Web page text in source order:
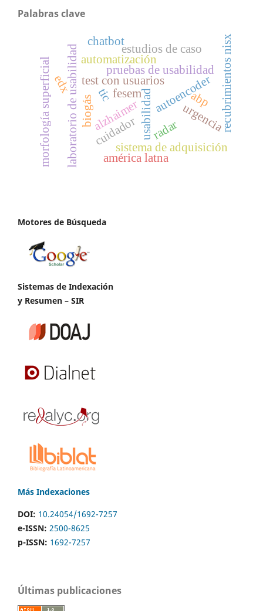
Palabras clave
laboratorio de usabilidad
pruebas de usabilidad
test con usuarios
usabilidad
sistema de adquisición
automatización
biogás autoencoder
abp
estudios de caso recubrimientos nisx
fesem
edx
morfología superficial
chatbot
alzhaimer
cuidador urgencia
tic
américa latna
radar
Motores de Búsqueda
Sistemas de Indexación
y Resumen – SIR
Más Indexaciones
DOI: 10.24054/1692-7257
e-ISSN: 2500-8625
p-ISSN: 1692-7257
Últimas publicaciones